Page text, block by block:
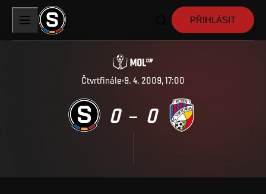
PŘIHLÁSIT
Čtvrtfinále 9. 4. 2009, 17:00
0 – 0